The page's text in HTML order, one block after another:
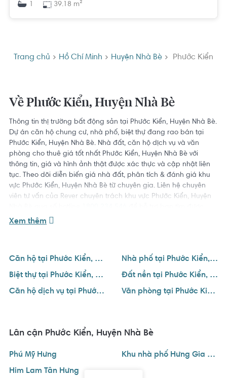
1
39.18 m²
Trang chủ Hồ Chí Minh Huyện Nhà Bè Phước Kiển
Về Phước Kiển, Huyện Nhà Bè
Thông tin thị trường bất động sản tại Phước Kiển, Huyện Nhà Bè.
Dự án căn hộ chung cư, nhà phố, biệt thự đang rao bán tại
Phước Kiển, Huyện Nhà Bè. Nhà đất, căn hộ dịch vụ và văn
phòng cho thuê giá tốt nhất Phước Kiển, Huyện Nhà Bè với
thông tin, giá và hình ảnh thật được xác thực và cập nhật liên
tục. Theo dõi diễn biến giá nhà đất, phân tích & đánh giá khu
vực Phước Kiển, Huyện Nhà Bè từ chuyên gia. Liên hệ chuyên
viên tư vấn của Rever chuyên trách khu vực Phước Kiển, Huyện
ngôi nhà ưng ý với giá tốt nhất.
Xem thêm
Căn hộ tại Phước Kiển, Huyện Nhà Bè
Nhà phố tại Phước Kiển, Huyện Nhà Bè
Biệt thự tại Phước Kiển, Huyện Nhà Bè
Đất nền tại Phước Kiển, Huyện Nhà Bè
Căn hộ dịch vụ tại Phước Kiển, Huyện Nhà Bè
Văn phòng tại Phước Kiển, Huyện Nhà Bè
Lân cận Phước Kiển, Huyện Nhà Bè
Phú Mỹ Hưng
Khu nhà phố Hưng Gia Quận 7
Him Lam Tân Hưng